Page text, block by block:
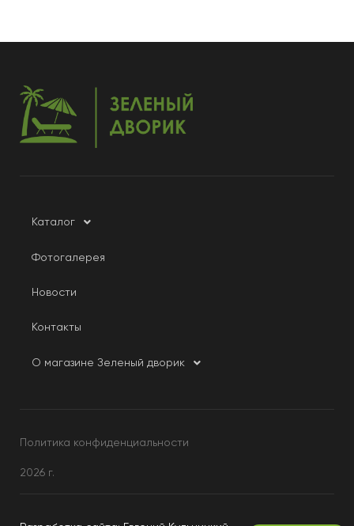
Каталог
Фотогалерея
Новости
Контакты
О магазине Зеленый дворик
Политика конфиденциальности
2026 г.